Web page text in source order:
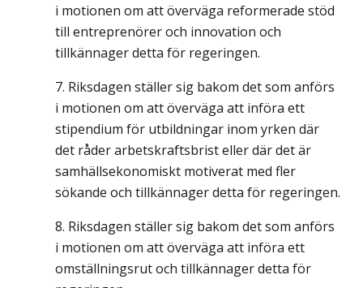
i motionen om att överväga reformerade stöd
till entreprenörer och innovation och
tillkännager detta för regeringen.
Riksdagen ställer sig bakom det som anförs
i motionen om att överväga att införa ett
stipendium för utbildningar inom yrken där
det råder arbetskraftsbrist eller där det är
samhällsekonomiskt motiverat med fler
sökande och tillkännager detta för regeringen.
Riksdagen ställer sig bakom det som anförs
i motionen om att överväga att införa ett
omställningsrut och tillkännager detta för